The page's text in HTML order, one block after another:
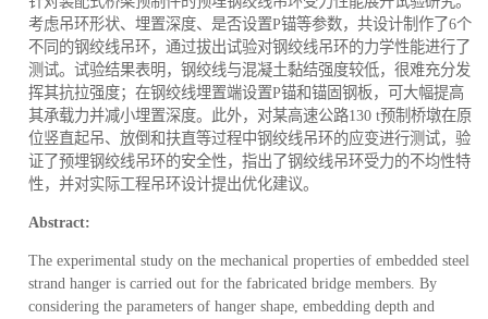
考虑吊环形状、埋置深度、是否设置P锚等参数，共设计制作了6个
不同的钢绞线吊环，通过拔出试验对钢绞线吊环的力学性能进行了
测试。试验结果表明，钢绞线与混凝土黏结强度较低，很难充分发
挥其抗拉强度；在钢绞线埋置端设置P锚和锚固钢板，可大幅提高
其承载力并减小埋置深度。此外，对某高速公路130 t预制桥墩在原
位竖直起吊、放倒和扶直等过程中钢绞线吊环的应变进行测试，验
证了预埋钢绞线吊环的安全性，指出了钢绞线吊环受力的不均性特
性，并对实际工程吊环设计提出优化建议。
Abstract:
The experimental study on the mechanical properties of embedded steel
strand hanger is carried out for the fabricated bridge members. By
considering the parameters of hanger shape, embedding depth and